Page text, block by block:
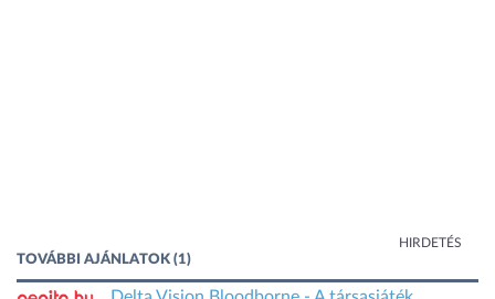
HIRDETÉS
TOVÁBBI AJÁNLATOK (1)